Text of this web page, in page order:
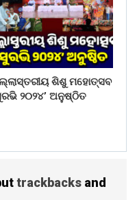
ଶିଶୁ ମହୋତ୍ସବ
୨୦୨୪’ ଅନୁଷ୍ଠିତ
trackbacks and